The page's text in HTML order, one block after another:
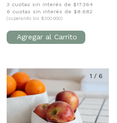
3 cuotas sin interés de $17.364
6 cuotas sin interés de $8.682
(superando los $300.000)
1 / 6